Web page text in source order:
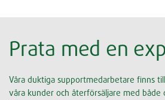
Prata med en
Våra duktiga supportmedarbetare finns
våra kunder och återförsäljare med både